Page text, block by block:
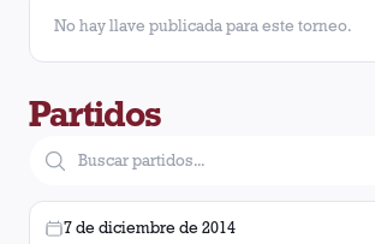
Diego Braghieri
Oscar Junior Benítez
Maximiliano Velázquez
No hay llave publicada para este torneo.
Partidos
7 de diciembre de 2014